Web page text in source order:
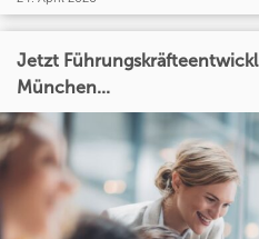
Jetzt
München...